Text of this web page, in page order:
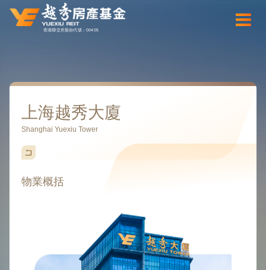
香港聯交所股份代號：00405
上海越秀大廈
Shanghai Yuexiu Tower
物業概括